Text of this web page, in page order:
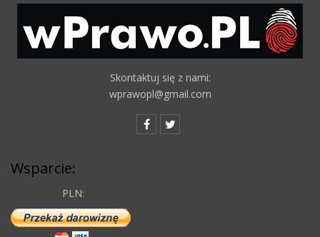
Skontaktuj się z nami:
wprawopl@gmail.com
Wsparcie:
PLN: